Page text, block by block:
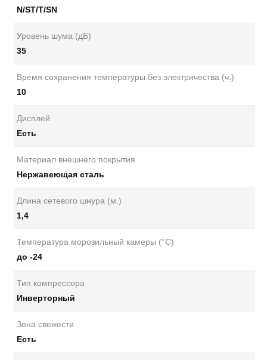
N/ST/T/SN
Уровень шума (дБ)
35
Время сохранения температуры без электричества (ч.)
10
Дисплей
Есть
Материал внешнего покрытия
Нержавеющая сталь
Длина сетевого шнура (м.)
1,4
Температура морозильный камеры (°C)
до -24
Тип компрессора
Инверторный
Зона свежести
Есть